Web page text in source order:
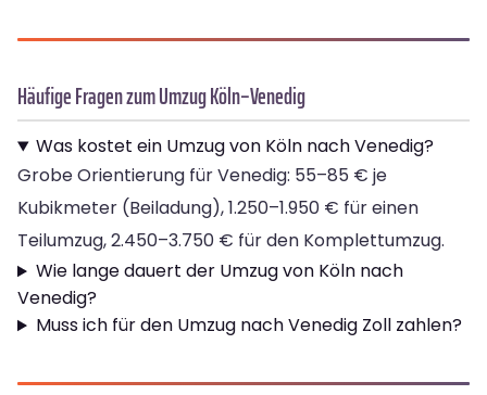
Häufige Fragen zum Umzug Köln–Venedig
Was kostet ein Umzug von Köln nach Venedig?
Grobe Orientierung für Venedig: 55–85 € je
Kubikmeter (Beiladung), 1.250–1.950 € für einen
Teilumzug, 2.450–3.750 € für den Komplettumzug.
Wie lange dauert der Umzug von Köln nach
Venedig?
Muss ich für den Umzug nach Venedig Zoll zahlen?